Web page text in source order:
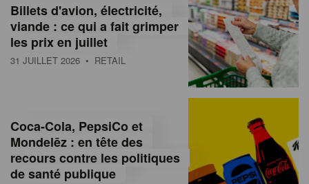
s
s
u
e
Billets d'avion, électricité,
viande : ce qui a fait grimper
les prix en juillet
31 JUILLET 2026 • RETAIL
Coca-Cola, PepsiCo et
Mondelēz : en tête des
recours contre les politiques
de santé publique